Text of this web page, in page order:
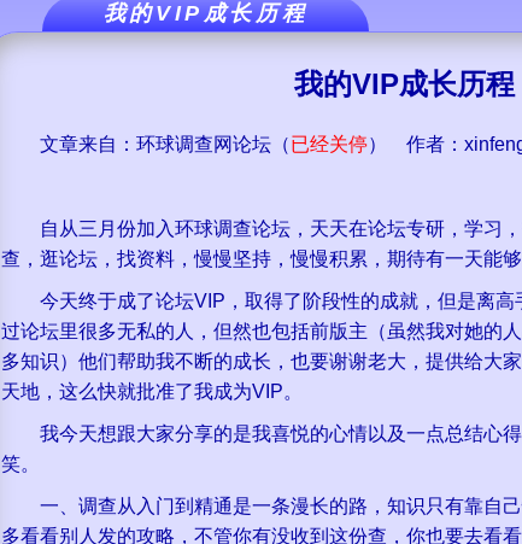
我的VIP成长历程
我的VIP成长历程
文章来自：环球调查网论坛（已经关停） 作者：
自从三月份加入环球调查论坛，天天在论坛专研，学习，
查，逛论坛，找资料，慢慢坚持，慢慢积累，期待有一天能够
今天终于成了论坛VIP，取得了阶段性的成就，但是离高
过论坛里很多无私的人，但然也包括前版主（虽然我对她的
多知识）他们帮助我不断的成长，也要谢谢老大，提供给大
天地，这么快就批准了我成为VIP。
我今天想跟大家分享的是我喜悦的心情以及一点总结心得
笑。
一、调查从入门到精通是一条漫长的路，知识只有靠自己
多看看别人发的攻略，不管你有没收到这份查，你也要去看